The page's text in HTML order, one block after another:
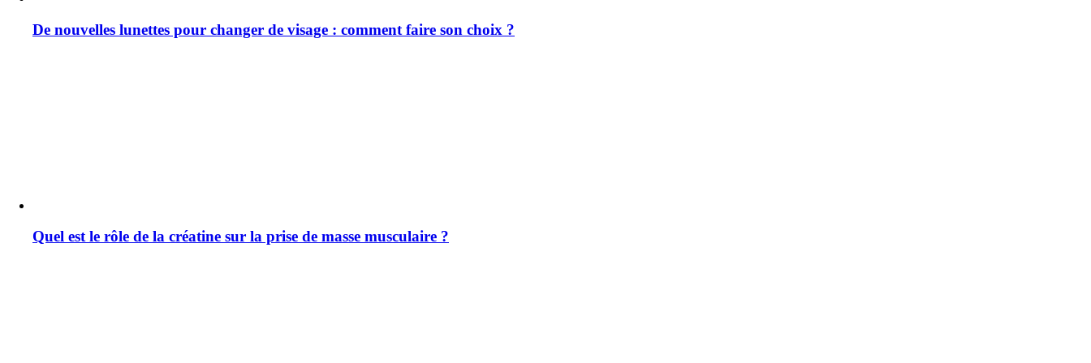
De nouvelles lunettes pour changer de visage : comment faire son choix ?
Quel est le rôle de la créatine sur la prise de masse musculaire ?